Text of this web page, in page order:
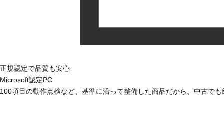
正規認定で品質も安心
Microsoft認定PC
100項目の動作点検など、基準に沿って整備した商品だから、中古で